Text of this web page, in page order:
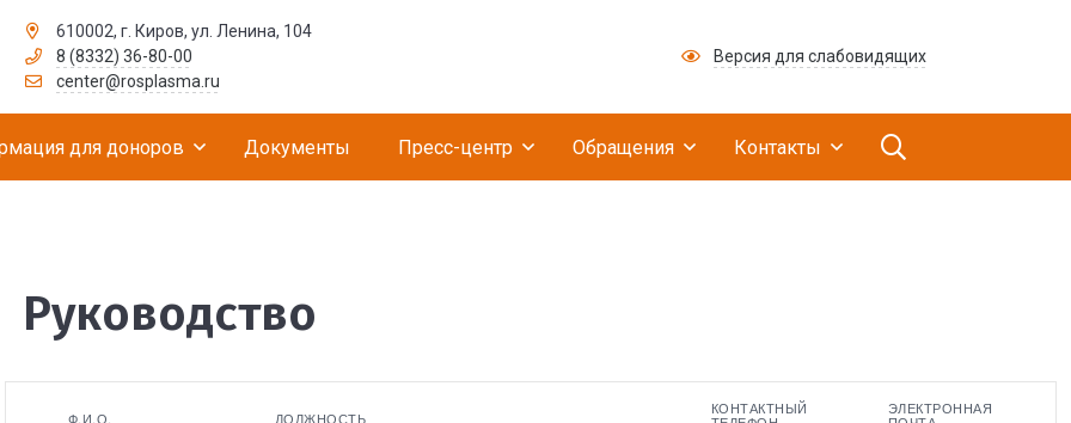
бюджетное учреждение «Российский медицинский научно-производственный
610002, г. Киров, ул. Ленина, 104
8 (8332) 36-80-00
center@rosplasma.ru
Версия для слабовидящих
для доноров Документы Пресс-центр Обращения Контакты
Руководство
Ф.И.О. ДОЛЖНОСТЬ
КОНТАКТНЫЙ ЭЛЕКТРОННАЯ